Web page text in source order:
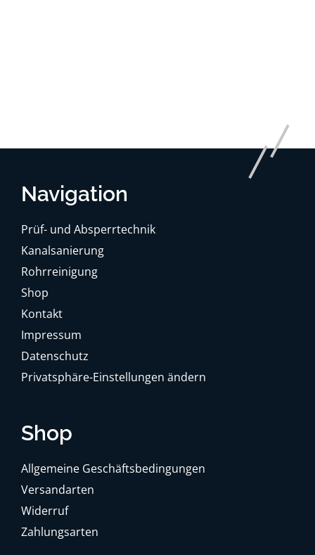
Navigation
Prüf- und Absperrtechnik
Kanalsanierung
Rohrreinigung
Shop
Kontakt
Impressum
Datenschutz
Privatsphäre-Einstellungen ändern
Shop
Allgemeine Geschäftsbedingungen
Versandarten
Widerruf
Zahlungsarten